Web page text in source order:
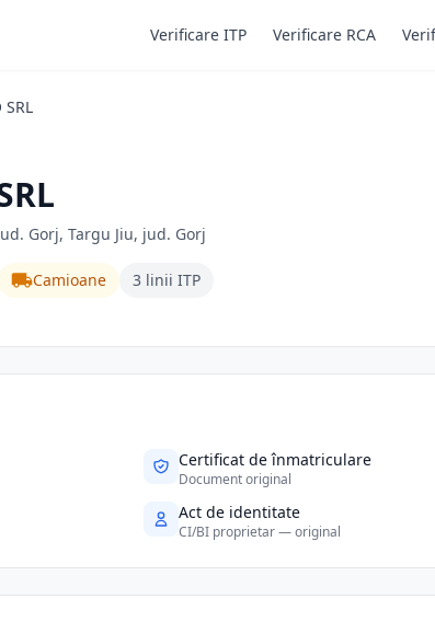
Verificare ITP Verificare RCA
SRL
Gorj, Targu Jiu, jud. Gorj
Camioane 3 linii ITP
Certificat de înmatriculare
Document original
Act de identitate
CI/BI proprietar — original